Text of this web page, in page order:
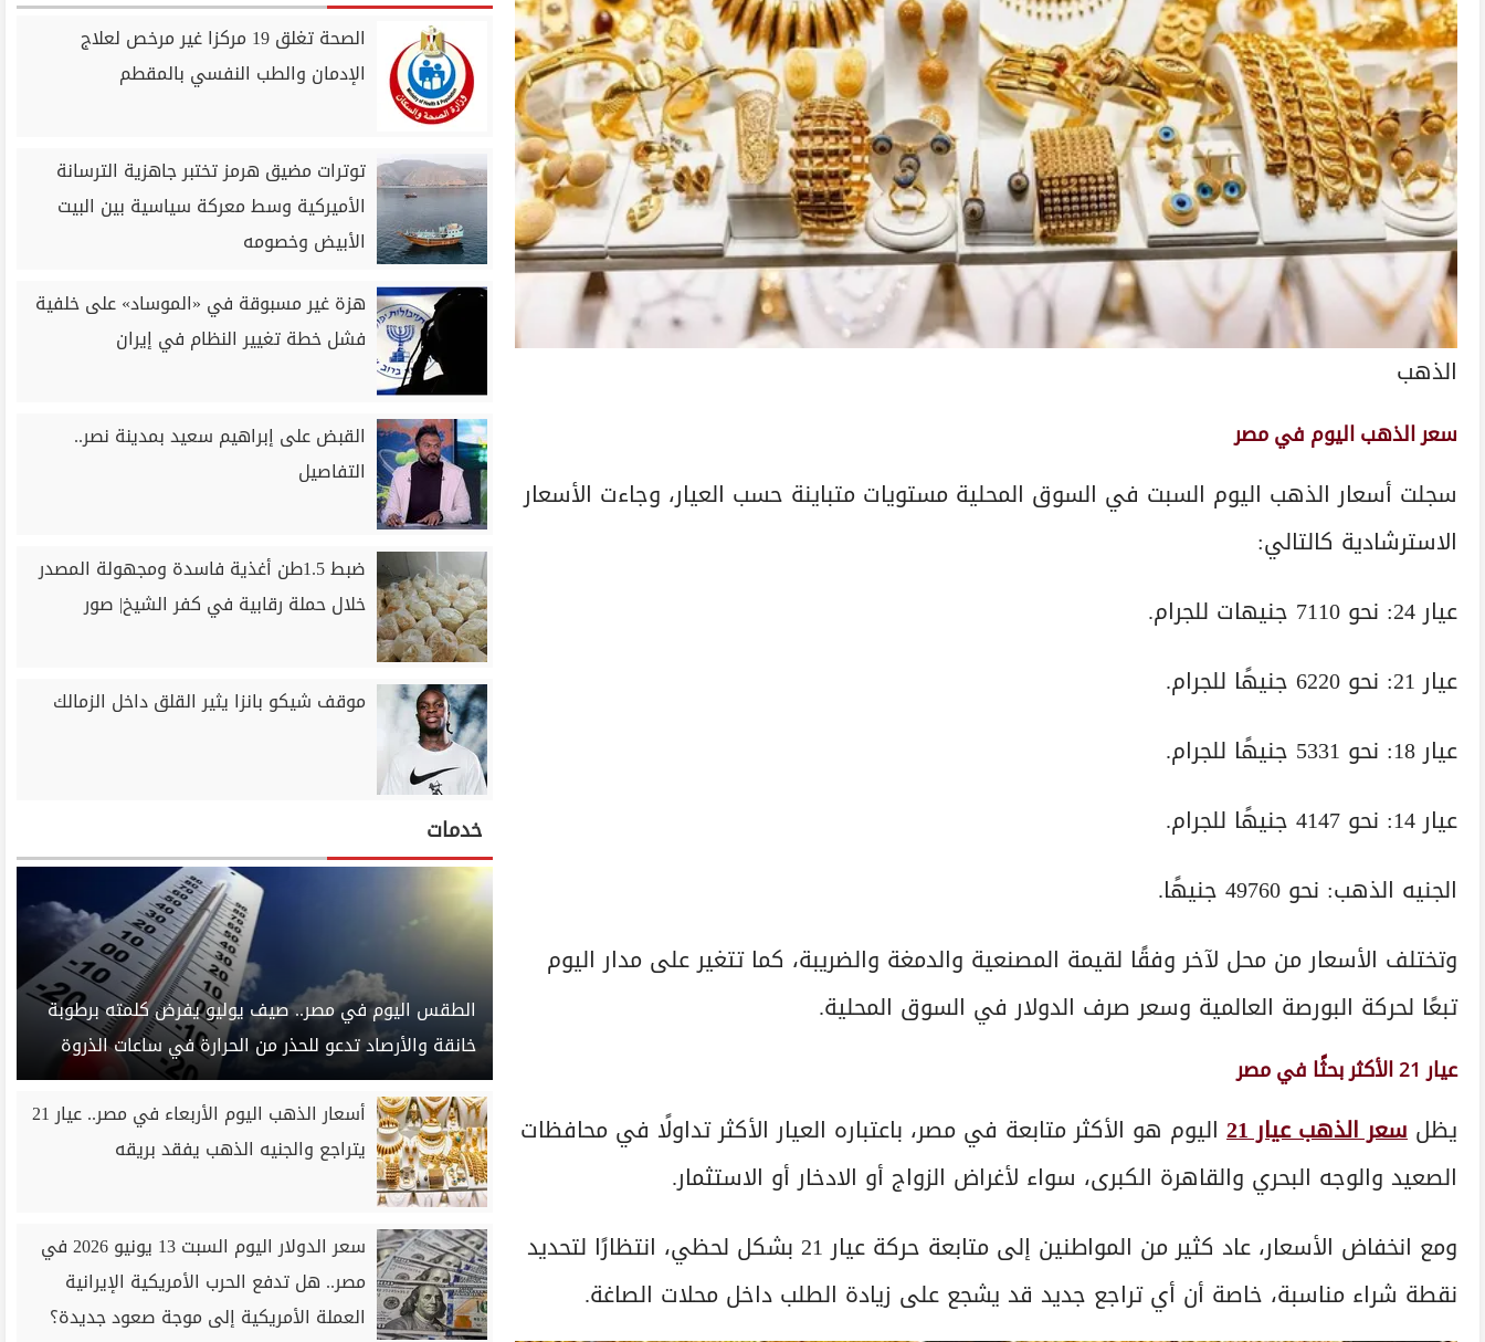
الذهب
سعر الذهب اليوم في مصر
سجلت أسعار الذهب اليوم السبت في السوق المحلية مستويات متباينة حسب العيار، وجاءت الأسعار
الاسترشادية كالتالي:
عيار 24: نحو 7110 جنيهات للجرام.
عيار 21: نحو 6220 جنيهًا للجرام.
عيار 18: نحو 5331 جنيهًا للجرام.
عيار 14: نحو 4147 جنيهًا للجرام.
الجنيه الذهب: نحو 49760 جنيهًا.
وتختلف الأسعار من محل لآخر وفقًا لقيمة المصنعية والدمغة والضريبة، كما تتغير على مدار اليوم
تبعًا لحركة البورصة العالمية وسعر صرف الدولار في السوق المحلية.
عيار 21 الأكثر بحثًا في مصر
يظل سعر الذهب عيار 21
اليوم هو الأكثر متابعة في مصر، باعتباره العيار الأكثر تداولًا في محافظات
الصعيد والوجه البحري والقاهرة الكبرى، سواء لأغراض الزواج أو الادخار أو الاستثمار.
ومع انخفاض الأسعار، عاد كثير من المواطنين إلى متابعة حركة عيار 21 بشكل لحظي، انتظارًا لتحديد
نقطة شراء مناسبة، خاصة أن أي تراجع جديد قد يشجع على زيادة الطلب داخل محلات الصاغة.
الصحة تغلق 19 مركزا غير مرخص لعلاج
الإدمان والطب النفسي بالمقطم
توترات مضيق هرمز تختبر جاهزية الترسانة
الأميركية وسط معركة سياسية بين البيت
الأبيض وخصومه
هزة غير مسبوقة في «الموساد» على خلفية
فشل خطة تغيير النظام في إيران
القبض على إبراهيم سعيد بمدينة نصر..
التفاصيل
ضبط 1.5طن أغذية فاسدة ومجهولة المصدر
خلال حملة رقابية في كفر الشيخ| صور
موقف شيكو بانزا يثير القلق داخل الزمالك
خدمات
الطقس اليوم في مصر.. صيف يوليو يفرض كلمته برطوبة
خانقة والأرصاد تدعو للحذر من الحرارة في ساعات الذروة
أسعار الذهب اليوم الأربعاء في مصر.. عيار 21
يتراجع والجنيه الذهب يفقد بريقه
سعر الدولار اليوم السبت 13 يونيو 2026 في
مصر.. هل تدفع الحرب الأمريكية الإيرانية
العملة الأمريكية إلى موجة صعود جديدة؟